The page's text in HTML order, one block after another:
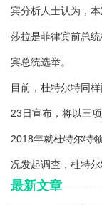
宾分析人士认为，
莎拉是菲律宾前总
宾总统选举。
目前，杜特尔特同
23日宣布，将以三
2018年就杜特尔特
况发起调查，杜特尔
最新文章